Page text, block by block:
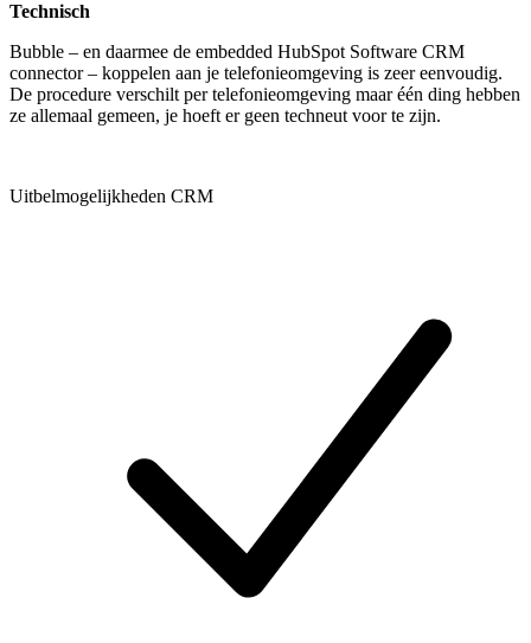
Technisch
Bubble – en daarmee de embedded HubSpot Software CRM
connector – koppelen aan je telefonieomgeving is zeer eenvoudig.
De procedure verschilt per telefonieomgeving maar één ding hebben
ze allemaal gemeen, je hoeft er geen techneut voor te zijn.
Uitbelmogelijkheden CRM